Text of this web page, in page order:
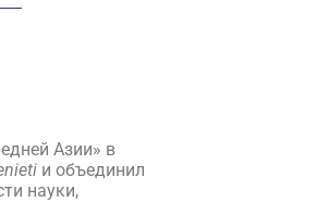
Азии» в
и объединил
науки,